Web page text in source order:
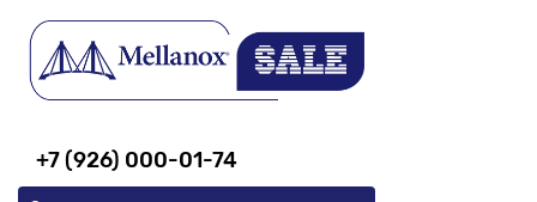
+7 (926) 000-01-74